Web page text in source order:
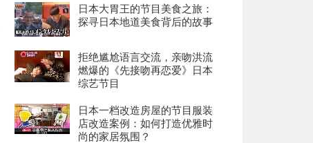
日本大胃王的节目美食之旅：
探寻日本地道美食背后的故事
拒绝尴尬语言交流，亲吻洪流
燃爆的《先接吻再恋爱》日本
综艺节目
日本一档改造房屋的节目服装
店改造案例：如何打造优雅时
尚的家居氛围？